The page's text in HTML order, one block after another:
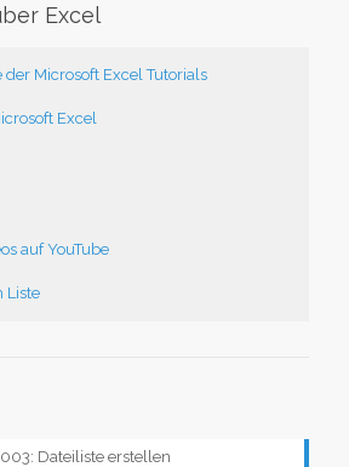
Excel
der Microsoft Excel Tutorials
Excel
auf YouTube
Liste
Dateiliste erstellen